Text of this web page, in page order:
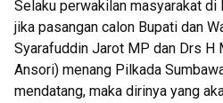
Selaku perwakilan masyarakat di
jika pasangan calon Bupati dan
Syarafuddin Jarot MP dan Drs H
Ansori) menang Pilkada
mendatang, maka dirinya yang